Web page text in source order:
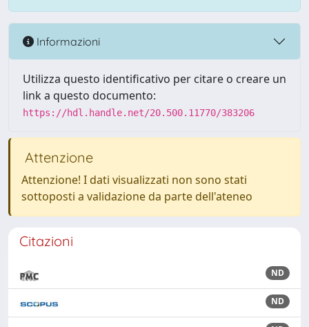
Informazioni
Utilizza questo identificativo per citare o creare un
link a questo documento:
https://hdl.handle.net/20.500.11770/383206
Attenzione
Attenzione! I dati visualizzati non sono stati
sottoposti a validazione da parte dell'ateneo
Citazioni
ND
ND